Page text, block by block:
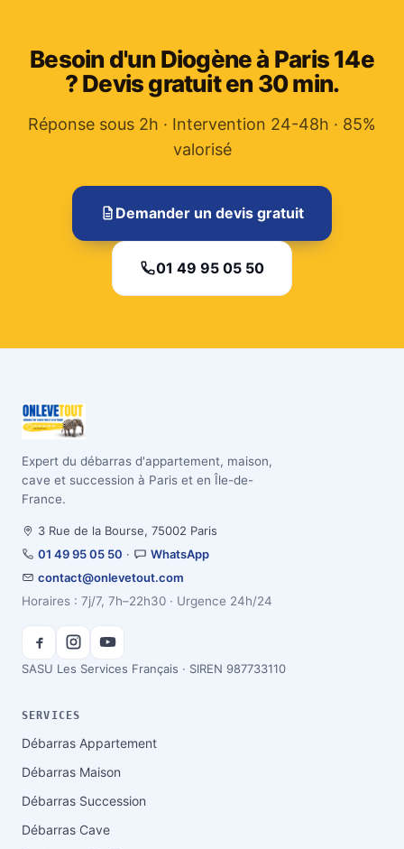
Besoin d'un Diogène à Paris 14e
? Devis gratuit en 30 min.
Réponse sous 2h · Intervention 24-48h · 85%
valorisé
Demander un devis gratuit
01 49 95 05 50
Expert du débarras d'appartement, maison,
cave et succession à Paris et en Île-de-
France.
3 Rue de la Bourse, 75002 Paris
01 49 95 05 50 ·
WhatsApp
contact@onlevetout.com
Horaires : 7j/7, 7h–22h30 · Urgence 24h/24
SASU Les Services Français · SIREN 987733110
SERVICES
Débarras Appartement
Débarras Maison
Débarras Succession
Débarras Cave